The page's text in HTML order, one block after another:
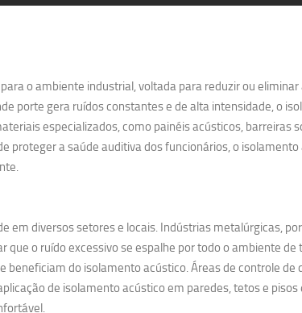
o ambiente industrial, voltada para reduzir ou
porte gera ruídos constantes e de alta intensidade, o
especializados, como painéis acústicos,
proteger a saúde auditiva dos funcionários, o
diversos setores e locais. Indústrias metalúrgicas,
o ruído excessivo se espalhe por todo o ambiente
do isolamento acústico. Áreas de controle
de isolamento acústico em paredes, tetos e